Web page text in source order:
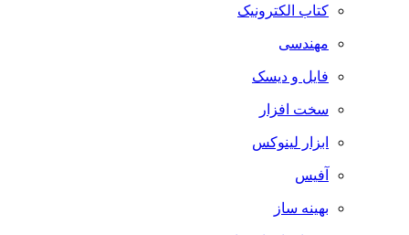
کتاب الکترونیک
مهندسی
فایل و دیسک
سخت افزار
ابزار لینوکس
آفیس
بهینه ساز